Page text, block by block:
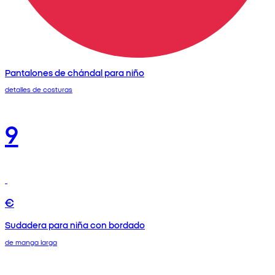
Pantalones de chándal para niño
detalles de costuras
9
€
Sudadera para niña con bordado
de manga larga